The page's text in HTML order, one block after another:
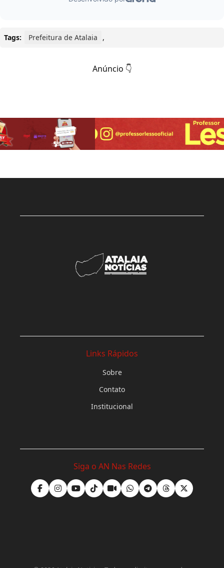
Tags: Prefeitura de Atalaia ,
Anúncio 👇
Links Rápidos
Sobre
Contato
Institucional
Siga o AN Nas Redes